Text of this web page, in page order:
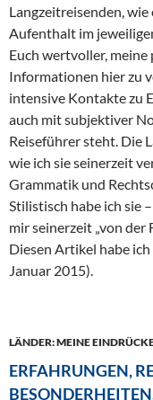
Langzeitreisenden,
Aufenthalt im
Euch wertvoller,
Informationen hier zu
intensive Kontakte zu
auch mit subjektiver
Reiseführer steht. Die
wie ich sie seinerzeit
Grammatik und
Stilistisch habe ich sie
mir seinerzeit „von der
Diesen Artikel habe
Januar 2015).
LÄNDER: MEINE
ERFAHRUNGEN,